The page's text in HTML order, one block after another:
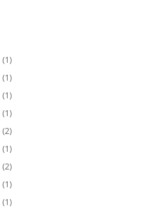
(1)
(1)
(1)
(1)
(2)
(1)
(2)
(1)
(1)